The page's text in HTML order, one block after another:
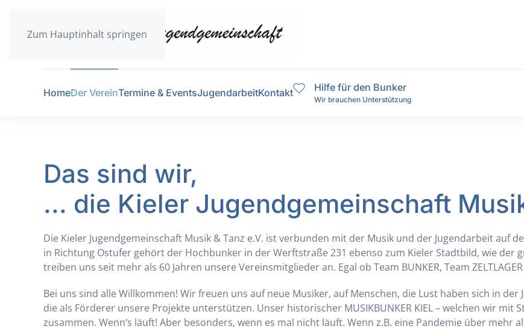
Zum Hauptinhalt springen
HomeDer VereinTermine & EventsJugendarbeitKontakt Hilfe für den Bunker
Wir brauchen Unterstützung
Das sind wir,
... die Kieler Jugendgemeinschaft
Die Kieler Jugendgemeinschaft Musik & Tanz e.V. ist verbunden mit der Musik und der Jugendarbeit auf
in Richtung Ostufer gehört der Hochbunker in der Werftstraße 231 ebenso zum Kieler Stadtbild, wie der
treiben uns seit mehr als 60 Jahren unsere Vereinsmitglieder an. Egal ob Team BUNKER, Team
Bei uns sind alle Willkommen! Wir freuen uns auf neue Musiker, auf Menschen, die Lust haben sich in
die als Förderer unsere Projekte unterstützen. Unser historischer MUSIKBUNKER KIEL – welchen wir mit
zusammen. Wenn‘s läuft! Aber besonders, wenn es mal nicht läuft. Wenn z.B. eine Pandemie über mehr